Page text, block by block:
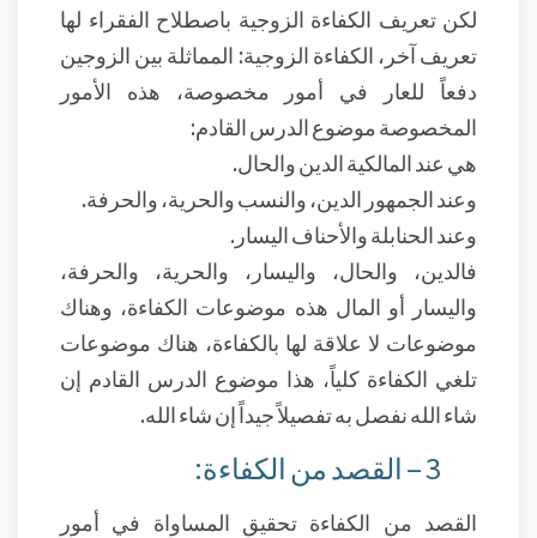
لكن تعريف الكفاءة الزوجية باصطلاح الفقراء لها
تعريف آخر، الكفاءة الزوجية: المماثلة بين الزوجين
دفعاً للعار في أمور مخصوصة، هذه الأمور
المخصوصة موضوع الدرس القادم:
هي عند المالكية الدين والحال.
وعند الجمهور الدين، والنسب والحرية، والحرفة.
وعند الحنابلة والأحناف اليسار.
فالدين، والحال، واليسار، والحرية، والحرفة،
واليسار أو المال هذه موضوعات الكفاءة، وهناك
موضوعات لا علاقة لها بالكفاءة، هناك موضوعات
تلغي الكفاءة كلياً، هذا موضوع الدرس القادم إن
شاء الله نفصل به تفصيلاً جيداً إن شاء الله.
3 – القصد من الكفاءة:
القصد من الكفاءة تحقيق المساواة في أمور